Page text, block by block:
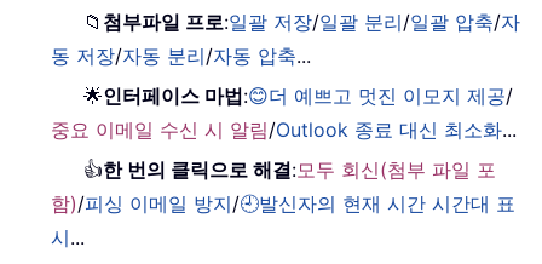
📁 첨부파일 프로:일괄 저장/일괄 분리/일괄 압축/자
동 저장/자동 분리/자동 압축...
🌟인터페이스 마법:😊더 예쁘고 멋진 이모지 제공/
중요 이메일 수신 시 알림/Outlook 종료 대신 최소화...
👍한 번의 클릭으로 해결:모두 회신(첨부 파일 포
함)/피싱 이메일 방지/🕘발신자의 현재 시간 시간대 표
시...